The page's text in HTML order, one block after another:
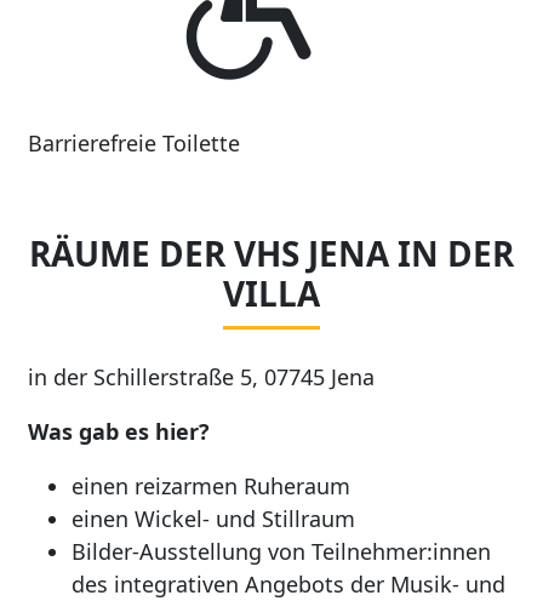
Barrierefreie Toilette
RÄUME DER VHS JENA IN DER
VILLA
in der Schillerstraße 5, 07745 Jena
Was gab es hier?
einen reizarmen Ruheraum
einen Wickel- und Stillraum
Bilder-Ausstellung von Teilnehmer:innen
des integrativen Angebots der Musik- und